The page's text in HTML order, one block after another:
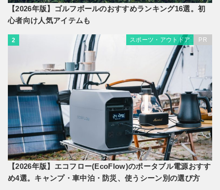
【2026年版】ゴルフボールのおすすめランキング16選。初
心者向け人気アイテムも
2 スポーツ・アウトドア PR
【2026年版】エコフロー(EcoFlow)のポータブル電源おすす
め4選。キャンプ・車中泊・防災、使うシーン別の選び方